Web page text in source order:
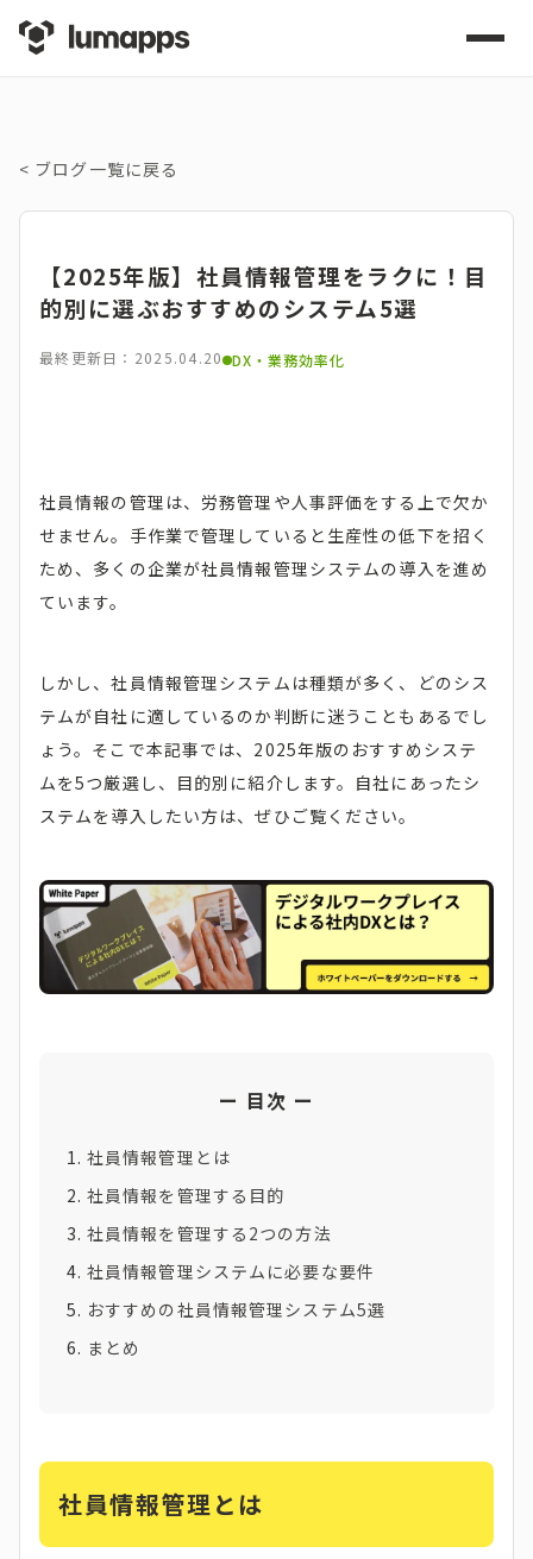
< ブログ一覧に戻る
【2025年版】社員情報管理をラクに！目
的別に選ぶおすすめのシステム5選
最終更新日：2025.04.20 DX・業務効率化
社員情報の管理は、労務管理や人事評価をする上で欠か
せません。手作業で管理していると生産性の低下を招く
ため、多くの企業が社員情報管理システムの導入を進め
ています。
しかし、社員情報管理システムは種類が多く、どのシス
テムが自社に適しているのか判断に迷うこともあるでし
ょう。そこで本記事では、2025年版のおすすめシステ
ムを5つ厳選し、目的別に紹介します。自社にあったシ
ステムを導入したい方は、ぜひご覧ください。
目次
社員情報管理とは
社員情報を管理する目的
社員情報を管理する2つの方法
社員情報管理システムに必要な要件
おすすめの社員情報管理システム5選
まとめ
社員情報管理とは